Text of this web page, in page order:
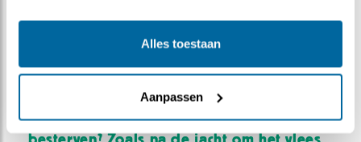
Alles toestaan
Aanpassen
aantal muizen in de kast liggen. Is dat
echt alleen als voorraad of liggen ze te